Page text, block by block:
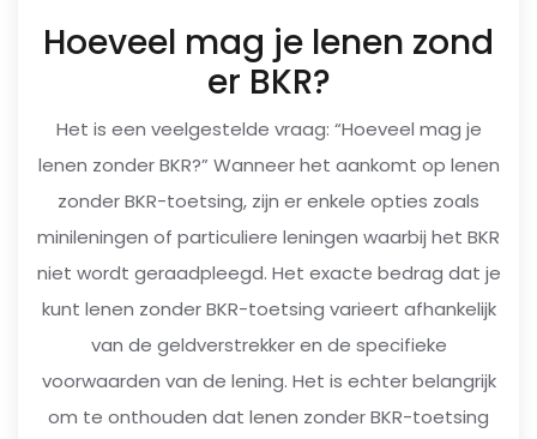
Hoeveel mag je lenen zond
er BKR?
Het is een veelgestelde vraag: “Hoeveel mag je
lenen zonder BKR?” Wanneer het aankomt op lenen
zonder BKR-toetsing, zijn er enkele opties zoals
minileningen of particuliere leningen waarbij het BKR
niet wordt geraadpleegd. Het exacte bedrag dat je
kunt lenen zonder BKR-toetsing varieert afhankelijk
van de geldverstrekker en de specifieke
voorwaarden van de lening. Het is echter belangrijk
om te onthouden dat lenen zonder BKR-toetsing